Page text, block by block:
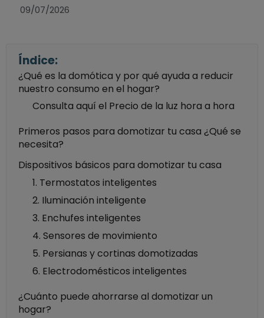
09/07/2026
Índice:
¿Qué es la domótica y por qué ayuda a reducir
nuestro consumo en el hogar?
Consulta aquí el Precio de la luz hora a hora
Primeros pasos para domotizar tu casa ¿Qué se
necesita?
Dispositivos básicos para domotizar tu casa
1. Termostatos inteligentes
2. Iluminación inteligente
3. Enchufes inteligentes
4. Sensores de movimiento
5. Persianas y cortinas domotizadas
6. Electrodomésticos inteligentes
¿Cuánto puede ahorrarse al domotizar un
hogar?